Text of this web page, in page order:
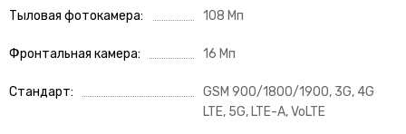
Тыловая фотокамера 108 Мп
Фронтальная камера 16 Мп
Стандарт
GSM 900/1800/1900, 3G, 4G
LTE, 5G, LTE-A, VoLTE